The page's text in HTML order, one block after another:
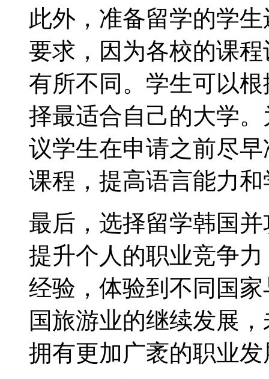
此外，准备留学的学
要求，因为各校的课
有所不同。学生可以
择最适合自己的大学
议学生在申请之前尽
课程，提高语言能力
最后，选择留学韩国
提升个人的职业竞争
经验，体验到不同国
国旅游业的继续发展
拥有更加广袤的职业